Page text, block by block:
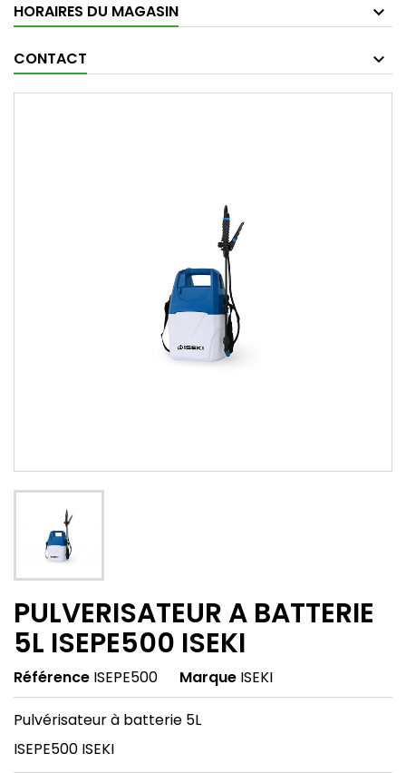
HORAIRES DU MAGASIN
CONTACT
PULVERISATEUR A BATTERIE
5L ISEPE500 ISEKI
Référence ISEPE500 Marque ISEKI
Pulvérisateur à batterie 5L
ISEPE500 ISEKI